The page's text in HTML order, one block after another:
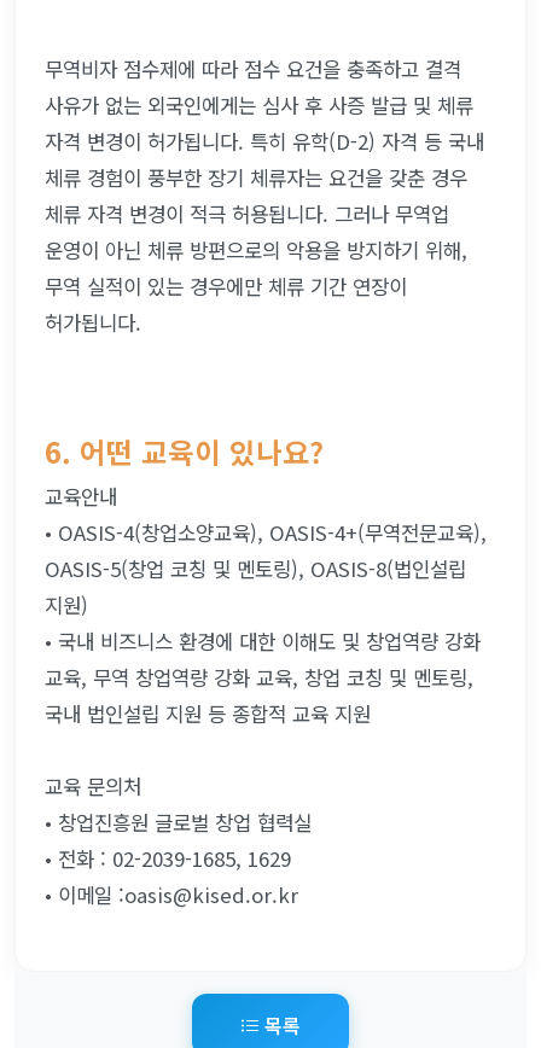
무역비자 점수제에 따라 점수 요건을 충족하고 결격
사유가 없는 외국인에게는 심사 후 사증 발급 및 체류
자격 변경이 허가됩니다. 특히 유학(D-2) 자격 등 국내
체류 경험이 풍부한 장기 체류자는 요건을 갖춘 경우
체류 자격 변경이 적극 허용됩니다. 그러나 무역업
운영이 아닌 체류 방편으로의 악용을 방지하기 위해,
무역 실적이 있는 경우에만 체류 기간 연장이
허가됩니다.
6. 어떤 교육이 있나요?
교육안내
• OASIS-4(창업소양교육), OASIS-4+(무역전문교육),
OASIS-5(창업 코칭 및 멘토링), OASIS-8(법인설립
지원)
• 국내 비즈니스 환경에 대한 이해도 및 창업역량 강화
교육, 무역 창업역량 강화 교육, 창업 코칭 및 멘토링,
국내 법인설립 지원 등 종합적 교육 지원
교육 문의처
• 창업진흥원 글로벌 창업 협력실
• 전화 : 02-2039-1685, 1629
• 이메일 :oasis@kised.or.kr
목록